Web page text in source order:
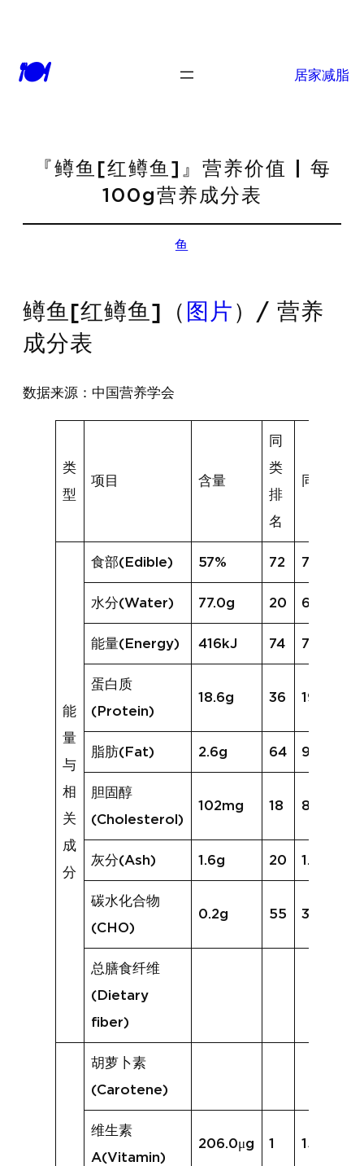
🍽 居家减脂
『鳟鱼[红鳟鱼]』营养价值 | 每
100g营养成分表
鱼
鳟鱼[红鳟鱼]（ 图片 ）/ 营养
成分表
数据来源：中国营养学会
类
型
项目 含量
同
类
排
名
同类均值
能
量
与
相
关
成
分
食部(Edible) 57% 72 74%
水分(Water) 77.0g 20 67.0g
能量(Energy) 416kJ 74 720kJ
蛋白质
(Protein)
18.6g 36 19.4g
脂肪(Fat) 2.6g 64 9.1g
胆固醇
(Cholesterol)
102mg 18 82mg
灰分(Ash) 1.6g 20 1.7g
碳水化合物
(CHO)
0.2g 55 3.0g
总膳食纤维
(Dietary
fiber)
胡萝卜素
(Carotene)
维生素
A(Vitamin)
206.0μg 1 15.3μg